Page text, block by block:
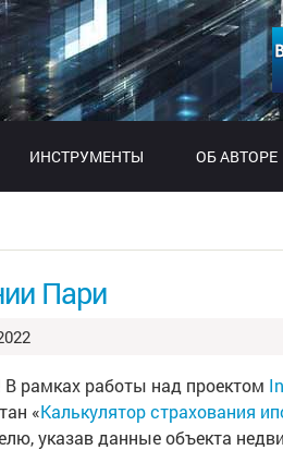
ИНСТРУМЕНТЫ ОБ АВТОРЕ
Пари
рамках работы над проектом
«Калькулятор страхования
указав данные объекта